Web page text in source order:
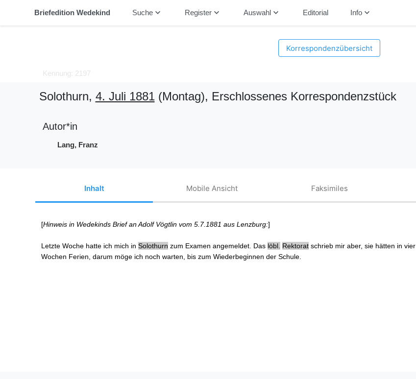
Briefedition Wedekind Suchekeyboard_arrow_down Registerkeyboard_arrow_down Auswahlkeyboard_arrow_down Editorial Infokeyboard_arrow_down
Korrespondenzübersicht
Kennung: 2197
Solothurn, 4. Juli 1881(Montag), Erschlossenes Korrespondenzstück
Autor*in
Lang, Franz
Inhalt Mobile Ansicht Faksimiles
[Hinweis in Wedekinds Brief an Adolf Vögtlin vom 5.7.1881 aus Lenzburg:]
Letzte Woche hatte ich mich in Solothurn zum Examen angemeldet. Das löbl. Rektoratschrieb mir aber, sie hätten in vier
Wochen Ferien , darum möge ich noch warten, bis zum Wiederbeginnen der Schule.